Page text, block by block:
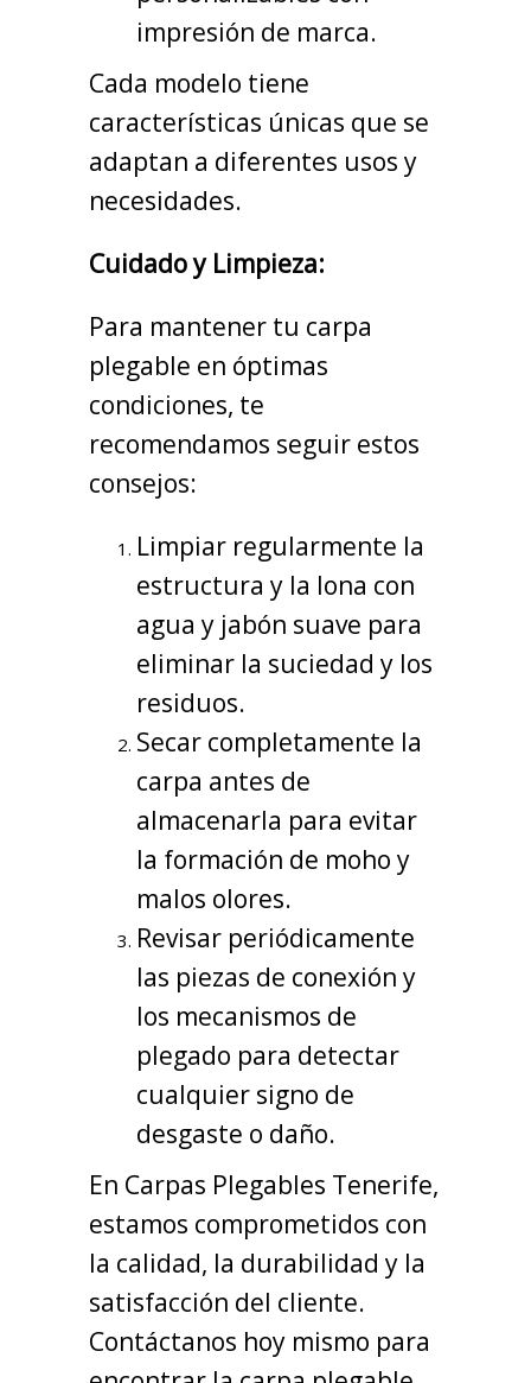
impresión de marca.
Cada modelo tiene
características únicas que se
adaptan a diferentes usos y
necesidades.
Cuidado y Limpieza:
Para mantener tu carpa
plegable en óptimas
condiciones, te
recomendamos seguir estos
consejos:
Limpiar regularmente la
estructura y la lona con
agua y jabón suave para
eliminar la suciedad y los
residuos.
Secar completamente la
carpa antes de
almacenarla para evitar
la formación de moho y
malos olores.
Revisar periódicamente
las piezas de conexión y
los mecanismos de
plegado para detectar
cualquier signo de
desgaste o daño.
En Carpas Plegables Tenerife,
estamos comprometidos con
la calidad, la durabilidad y la
satisfacción del cliente.
Contáctanos hoy mismo para